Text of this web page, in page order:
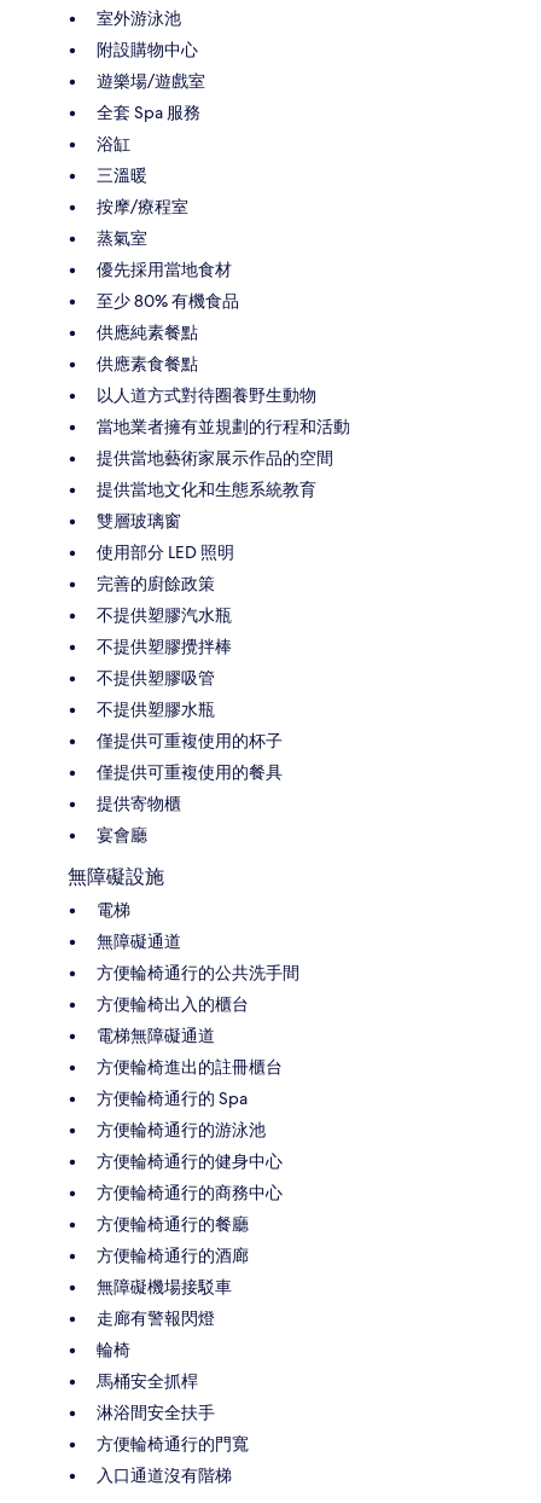
室外游泳池
附設購物中心
遊樂場/遊戲室
全套 Spa 服務
浴缸
三溫暖
按摩/療程室
蒸氣室
優先採用當地食材
至少 80% 有機食品
供應純素餐點
供應素食餐點
以人道方式對待圈養野生動物
當地業者擁有並規劃的行程和活動
提供當地藝術家展示作品的空間
提供當地文化和生態系統教育
雙層玻璃窗
使用部分 LED 照明
完善的廚餘政策
不提供塑膠汽水瓶
不提供塑膠攪拌棒
不提供塑膠吸管
不提供塑膠水瓶
僅提供可重複使用的杯子
僅提供可重複使用的餐具
提供寄物櫃
宴會廳
無障礙設施
電梯
無障礙通道
方便輪椅通行的公共洗手間
方便輪椅出入的櫃台
電梯無障礙通道
方便輪椅進出的註冊櫃台
方便輪椅通行的 Spa
方便輪椅通行的游泳池
方便輪椅通行的健身中心
方便輪椅通行的商務中心
方便輪椅通行的餐廳
方便輪椅通行的酒廊
無障礙機場接駁車
走廊有警報閃燈
輪椅
馬桶安全抓桿
淋浴間安全扶手
方便輪椅通行的門寬
入口通道沒有階梯